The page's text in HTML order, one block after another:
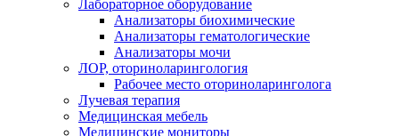
Лабораторное оборудование
Анализаторы биохимические
Анализаторы гематологические
Анализаторы мочи
ЛОР, оториноларингология
Рабочее место оториноларинголога
Лучевая терапия
Медицинская мебель
Медицинские мониторы